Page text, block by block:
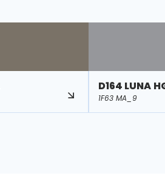
D164 LUNA
1F63 MA_9